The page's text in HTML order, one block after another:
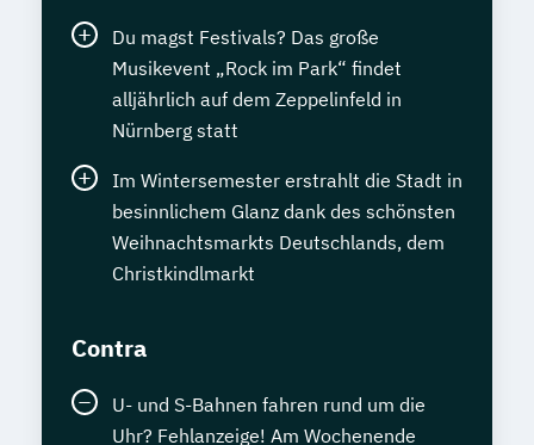
Du magst Festivals? Das große
Musikevent „Rock im Park“ findet
alljährlich auf dem Zeppelinfeld in
Nürnberg statt
Im Wintersemester erstrahlt die Stadt in
besinnlichem Glanz dank des schönsten
Weihnachtsmarkts Deutschlands, dem
Christkindlmarkt
Contra
U- und S-Bahnen fahren rund um die
Uhr? Fehlanzeige! Am Wochenende